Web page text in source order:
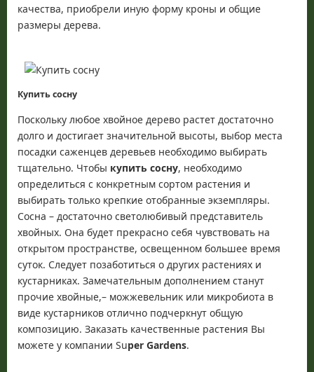
качества, приобрели иную форму кроны и общие
размеры дерева.
Купить сосну
Поскольку любое хвойное дерево растет достаточно
долго и достигает значительной высоты, выбор места
посадки саженцев деревьев необходимо выбирать
тщательно. Чтобы купить сосну, необходимо
определиться с конкретным сортом растения и
выбирать только крепкие отобранные экземпляры.
Сосна – достаточно светолюбивый представитель
хвойных. Она будет прекрасно себя чувствовать на
открытом пространстве, освещенном большее время
суток. Следует позаботиться о других растениях и
кустарниках. Замечательным дополнением станут
прочие хвойные,– можжевельник или микробиота в
виде кустарников отлично подчеркнут общую
композицию. Заказать качественные растения Вы
можете у компании Super Gardens.